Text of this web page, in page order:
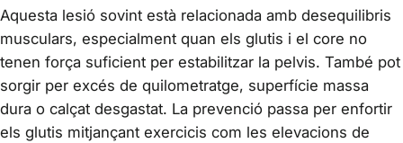
Aquesta lesió sovint està relacionada amb desequilibris
musculars, especialment quan els glutis i el core no
tenen força suficient per estabilitzar la pelvis. També pot
sorgir per excés de quilometratge, superfície massa
dura o calçat desgastat. La prevenció passa per enfortir
els glutis mitjançant exercicis com les elevacions de